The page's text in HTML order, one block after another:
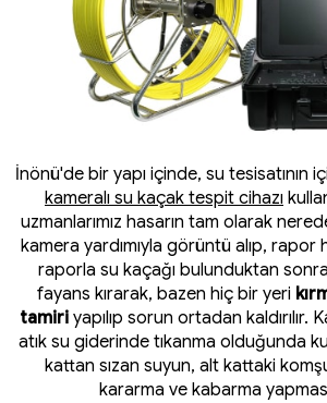
İnönü'de bir yapı içinde, su tesisatının
kameralı su kaçak tespit cihazı
uzmanlarımız hasarın tam olarak
kamera yardımıyla görüntü alıp, rapor
raporla su kaçağı bulunduktan
fayans kırarak, bazen hiç bir yeri
tamiriyapılıp sorun ortadan kaldırılır.
atık su giderinde tıkanma olduğunda
kattan sızan suyun, alt kattaki
kararma ve kabarma